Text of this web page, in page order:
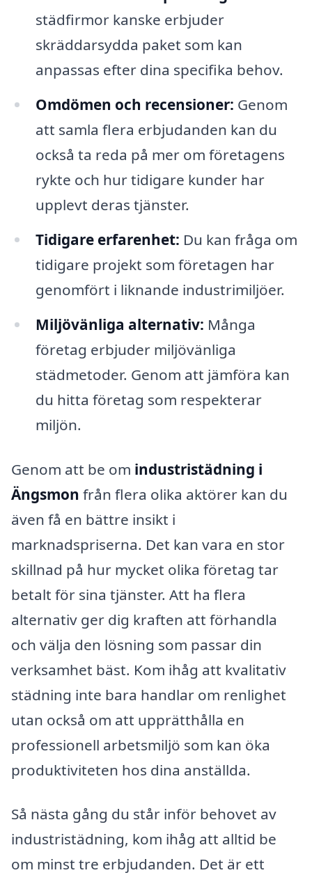
städfirmor kanske erbjuder
skräddarsydda paket som kan
anpassas efter dina specifika behov.
Omdömen och recensioner: Genom
att samla flera erbjudanden kan du
också ta reda på mer om företagens
rykte och hur tidigare kunder har
upplevt deras tjänster.
Tidigare erfarenhet: Du kan fråga om
tidigare projekt som företagen har
genomfört i liknande industrimiljöer.
Miljövänliga alternativ: Många
företag erbjuder miljövänliga
städmetoder. Genom att jämföra kan
du hitta företag som respekterar
miljön.
Genom att be om industristädning i
Ängsmon från flera olika aktörer kan du
även få en bättre insikt i
marknadspriserna. Det kan vara en stor
skillnad på hur mycket olika företag tar
betalt för sina tjänster. Att ha flera
alternativ ger dig kraften att förhandla
och välja den lösning som passar din
verksamhet bäst. Kom ihåg att kvalitativ
städning inte bara handlar om renlighet
utan också om att upprätthålla en
professionell arbetsmiljö som kan öka
produktiviteten hos dina anställda.
Så nästa gång du står inför behovet av
industristädning, kom ihåg att alltid be
om minst tre erbjudanden. Det är ett